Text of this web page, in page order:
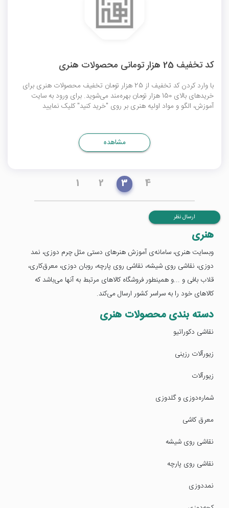
کد تخفیف 25 هزار تومانی محصولات هنری
با وارد کردن کد تخفیف از 25 هزار تومان تخفیف محصولات هنری برای
خریدهای بالای 150 هزار تومان بهره‌مند می‌شوید. برای ورود به سایت
آموزش، الگو و مواد اولیه هنری بر روی "خرید کنید" کلیک نمایید
مشاهده
1 2 3 4
ارسال نظر
هنری
وبسایت هنری، سامانه‌‌‌ی آموزش هنرهای دستی مثل چرم دوزی، نمد
دوزی، نقاشی روی شیشه، نقاشی روی پارچه، روبان دوزی، معرق‌کاری،
قلاب بافی و ...و همینطور فروشگاه کالاهای مرتبط به آنها ‌می‌باشد که
کالاهای خود را به سراسر کشور ارسال می‌کند.
دسته بندی محصولات هنری
نقاشی دکوراتیو
زیورآلات رزینی
زیورآلات
شماره‌دوزی و گلدوزی
معرق کاشی
نقاشی روی شیشه
نقاشی روی پارچه
نمددوزی